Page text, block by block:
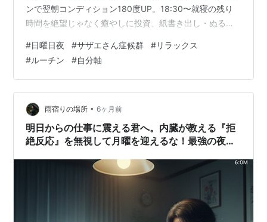
ンで翌朝コンディション180度UP。18:30〜就寝の残り
時間を絶望じゃなく癒やしに投資、紙書き出し・ぬる
込み。 日曜夜「もう終わり…」の胃キリキリ、もうサヨ
ナラ！ 1. 日曜夜絶望の正体 なぜ特別苦しい？ 月〜木
夜：淡々準備 日曜夜：休み終わり意識爆増 実際：
18:30〜就寝で平日帰宅後並みの時間残存 解決：未来不
安を「今心地よさ」にスイッチ 2. 黄金時間化6アクショ
ン アクション方法効果 …
#日曜日夜 #サザエさん症候群 #リラックス
#ルーチン #自分軸
雨宿りの場所 • 6ヶ月前
明日からの仕事に震える君へ。内臓が教える『拒
絶反応』を無視して月曜を迎えるな！最強の夜間